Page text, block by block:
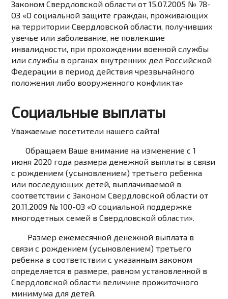
Законом Свердловской области от 15.07.2005 № 78-
ОЗ «О социальной защите граждан, проживающих
на территории Свердловской области, получивших
увечье или заболевание, не повлекшие
инвалидности, при прохождении военной службы
или службы в органах внутренних дел Российской
Федерации в период действия чрезвычайного
положения либо вооруженного конфликта»
Социальные выплаты
Уважаемые посетители нашего сайта!
Обращаем Ваше внимание на изменение с 1
июня 2020 года размера денежной выплаты в связи
с рождением (усыновлением) третьего ребенка
или последующих детей, выплачиваемой в
соответствии с Законом Свердловской области от
20.11.2009 № 100-ОЗ «О социальной поддержке
многодетных семей в Свердловской области».
Размер ежемесячной денежной выплата в
связи с рождением (усыновлением) третьего
ребенка в соответствии с указанным законом
определяется в размере, равном установленной в
Свердловской области величине прожиточного
минимума для детей.